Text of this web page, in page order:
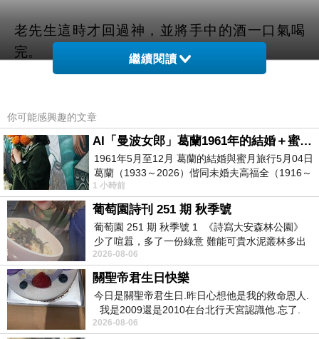
老先生這時才回過神，並將手中的酒一口氣喝
完。
的小貓說:『要將他們送養啦!那小子怕自己捨不
得，請我來幫忙，好啦!跟別人約好的時間也快到
了，我得快點送去，好回去看球賽，打得正精
彩。』
老先生聽到了船長的話，默默的點了點頭。
船長雖然急於忙完這些事，但還是有留意到老先
生的異樣，便問:『怎麼啦? 不是找小子喝下午茶
(酒)嗎? 你們發生了什麼事嗎?』
繼續閱讀
你可能感興趣的文章
AI「曼波女郎」葛蘭1961年的結婚＋蜜月旅行 #戀上老電影 #葛蘭 #粟子
1961年5月至12月 葛蘭的結婚與蜜月旅行5月04日
葛蘭（1933～2026）偕同未婚夫高福全（1916～
2004）乘郵輪赴倫敦6月15日於英國倫敦St.S
1 小時前
葡萄園詩刊 251 期 秋季號
葡萄園 251 期 秋季號 1 《詩寫大安森林公園》
少了喧囂，多了一份綠意 難能可貴水泥叢林多出
一
2026-08-06
關聖帝君生日快樂
今日是關聖帝君生日.昨日心想他是我的救命恩人.
我是2009還是2010在台北行天宮認識他.忘了.
一個奇摩交友的網友學
2026-08-06